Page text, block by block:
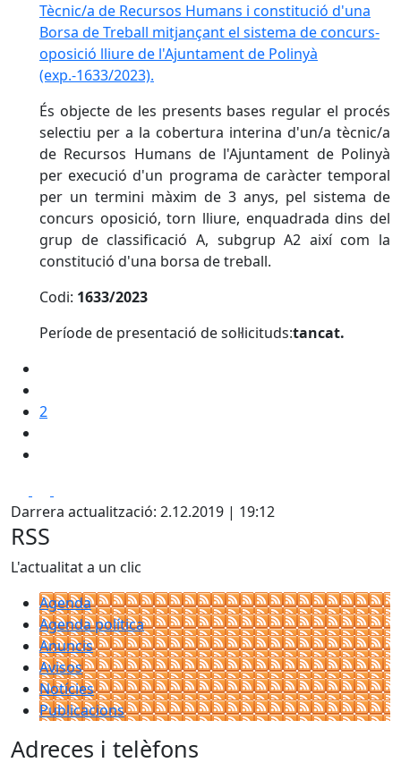
Tècnic/a de Recursos Humans i constitució d'una
Borsa de Treball mitjançant el sistema de concurs-
oposició lliure de l'Ajuntament de Polinyà
(exp.-1633/2023).
És objecte de les presents bases regular el procés
selectiu per a la cobertura interina d'un/a tècnic/a
de Recursos Humans de l'Ajuntament de Polinyà
per execució d'un programa de caràcter temporal
per un termini màxim de 3 anys, pel sistema de
concurs oposició, torn lliure, enquadrada dins del
grup de classificació A, subgrup A2 així com la
constitució d'una borsa de treball.
Codi: 1633/2023
Període de presentació de sol·licituds:tancat.
2
Darrera actualització: 2.12.2019 | 19:12
RSS
L'actualitat a un clic
Agenda
Agenda política
Anuncis
Avisos
Notícies
Publicacions
Adreces i telèfons